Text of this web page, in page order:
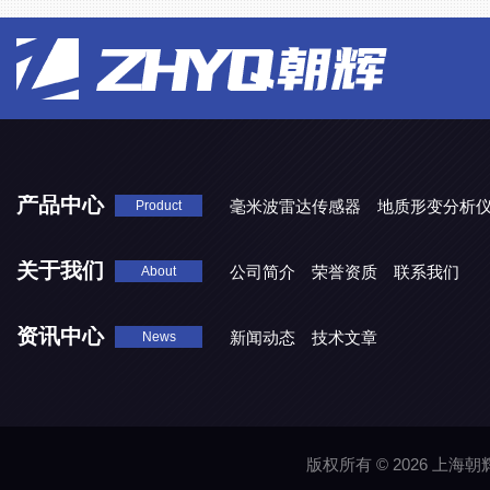
产品中心 Product 毫米波雷达传感器
地质形变分析
关于我们 About 公司简介 荣誉资质 联系我们
资讯中心 News 新闻动态 技术文章
版权所有 © 2026 上海